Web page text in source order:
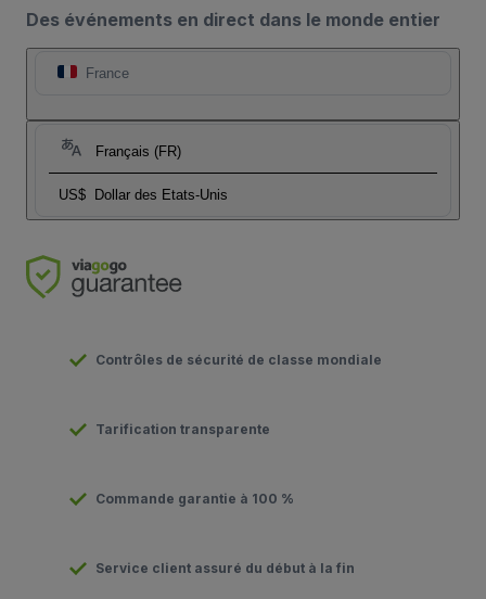
Des événements en direct dans le monde entier
France
Français (FR)
US$ Dollar des Etats-Unis
Contrôles de sécurité de classe mondiale
Tarification transparente
Commande garantie à 100 %
Service client assuré du début à la fin